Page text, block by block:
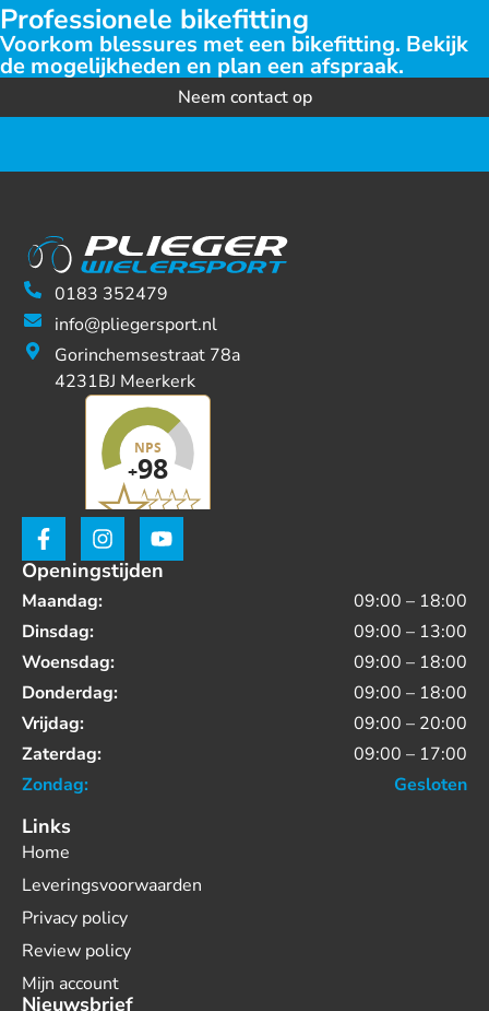
Professionele bikefitting
Voorkom blessures met een bikefitting. Bekijk
de mogelijkheden en plan een afspraak.
Neem contact op
0183 352479
info@pliegersport.nl
Gorinchemsestraat 78a
4231BJ Meerkerk
Openingstijden
Maandag:
09:00 – 18:00
Dinsdag:
09:00 – 13:00
Woensdag:
09:00 – 18:00
Donderdag:
09:00 – 18:00
Vrijdag:
09:00 – 20:00
Zaterdag:
09:00 – 17:00
Zondag:
Gesloten
Links
Home
Leveringsvoorwaarden
Privacy policy
Review policy
Mijn account
Nieuwsbrief